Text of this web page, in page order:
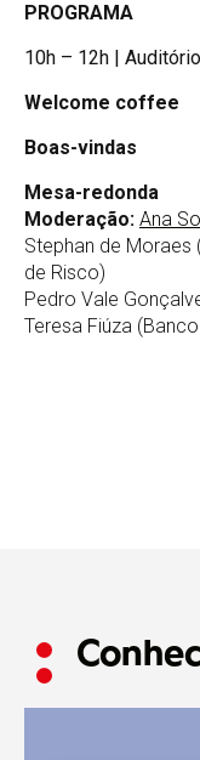
PROGRAMA
10h – 12h |
Welcome coffee
Boas-vindas
Mesa-redonda
Moderação: Ana
Stephan de
de Risco)
Pedro Vale
Teresa Fiúza